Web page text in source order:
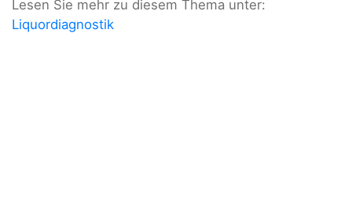
Lesen Sie mehr zu diesem Thema unter:
Liquordiagnostik